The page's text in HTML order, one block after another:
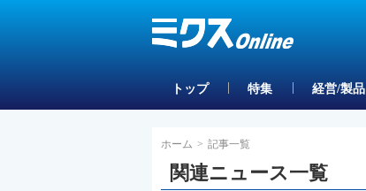
トップ 特集 経営/製品
ホーム > 記事一覧
関連ニュース一覧